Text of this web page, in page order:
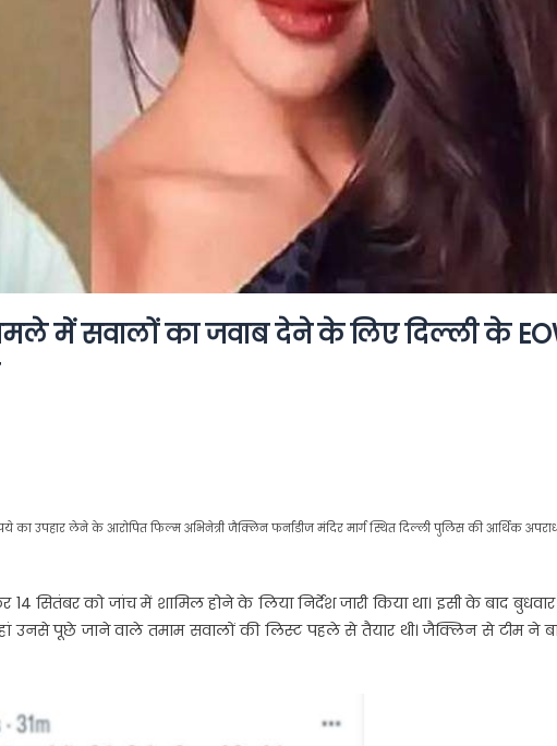
में सवालों का जवाब देने के लिए दिल्ली के
उपहार लेने के आरोपित फिल्म अभिनेत्री जैक्लिन फर्नांडीज मंदिर मार्ग स्थित दिल्ली पुलिस की आर्थिक
सितंबर को जांच में शामिल होने के लिया निर्देश जारी किया था। इसी के बाद
पूछे जाने वाले तमाम सवालों की लिस्ट पहले से तैयार थी। जैक्लिन से टीम ने